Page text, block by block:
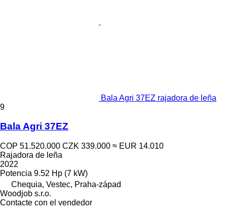
Bala Agri 37EZ rajadora de leña
9
Bala Agri 37EZ
COP 51.520.000 CZK 339.000 ≈ EUR 14.010
Rajadora de leña
2022
Potencia 9.52 Hp (7 kW)
Chequia, Vestec, Praha-západ
Woodjob s.r.o.
Contacte con el vendedor